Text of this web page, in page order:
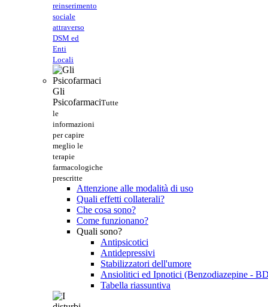
reinserimento
sociale
attraverso
DSM ed
Enti
Locali
Gli
PsicofarmaciTutte
le
informazioni
per capire
meglio le
terapie
farmacologiche
prescritte
Attenzione alle modalità di uso
Quali effetti collaterali?
Che cosa sono?
Come funzionano?
Quali sono?
Antipsicotici
Antidepressivi
Stabilizzatori dell'umore
Ansiolitici ed Ipnotici (Benzodiazepine -
Tabella riassuntiva